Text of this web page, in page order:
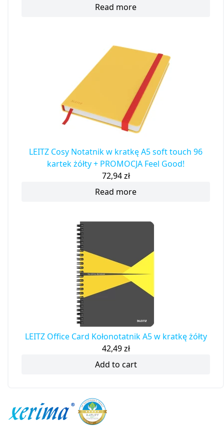
Read more
LEITZ Cosy Notatnik w kratkę A5 soft touch 96
kartek żółty + PROMOCJA Feel Good!
72,94zł
Read more
LEITZ Office Card Kołonotatnik A5 w kratkę żółty
42,49zł
Add to cart